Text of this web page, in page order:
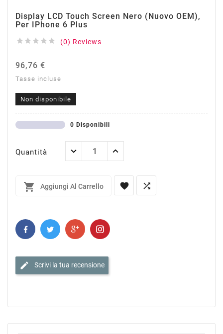
Display LCD Touch Screen Nero (Nuovo OEM),
Per IPhone 6 Plus
     (0) Reviews
96,76 €
Tasse incluse
Non disponibile
0 Disponibili
Quantità
 Aggiungi Al Carrello  
edit Scrivi la tua recensione